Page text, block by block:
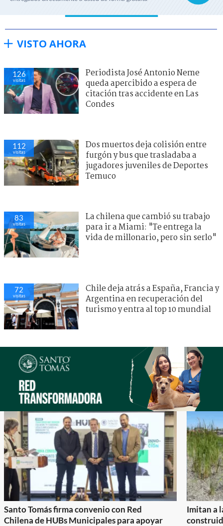
VISTO AHORA
126
visitas
Periodista José Antonio Neme
queda apercibido a espera de
citación tras accidente en Las
Condes
112
visitas
Dos muertos deja colisión entre
furgón y bus que trasladaba a
jugadores juveniles de Deportes
Temuco
83
visitas
La chilena que cambió su trabajo
para ir a Miami: "Te entrega la
vida de millonario, pero sin serlo"
72
visitas
Chile deja atrás a España, Francia y
Argentina en recuperación del
turismo y entra al top 10 mundial
Santo Tomás firma convenio con Red
Chilena de HUBs Municipales para apoyar
Imitan a